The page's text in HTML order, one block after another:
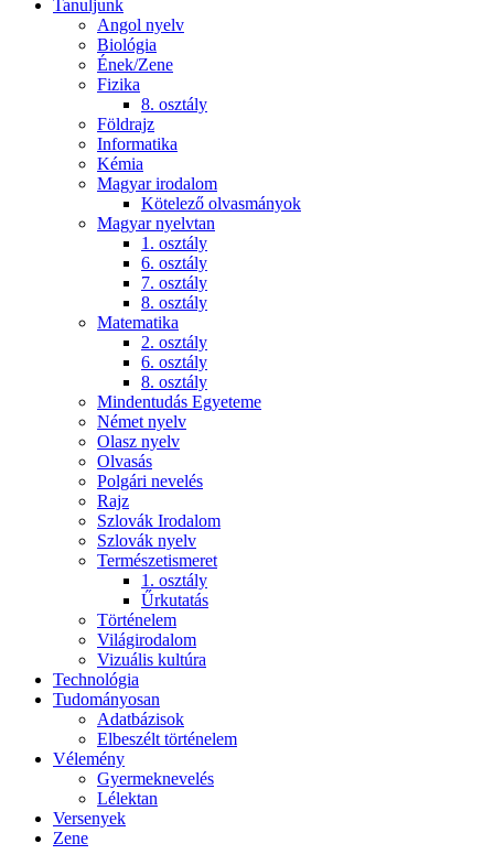
Tanuljunk
Angol nyelv
Biológia
Ének/Zene
Fizika
8. osztály
Földrajz
Informatika
Kémia
Magyar irodalom
Kötelező olvasmányok
Magyar nyelvtan
1. osztály
6. osztály
7. osztály
8. osztály
Matematika
2. osztály
6. osztály
8. osztály
Mindentudás Egyeteme
Német nyelv
Olasz nyelv
Olvasás
Polgári nevelés
Rajz
Szlovák Irodalom
Szlovák nyelv
Természetismeret
1. osztály
Űrkutatás
Történelem
Világirodalom
Vizuális kultúra
Technológia
Tudományosan
Adatbázisok
Elbeszélt történelem
Vélemény
Gyermeknevelés
Lélektan
Versenyek
Zene